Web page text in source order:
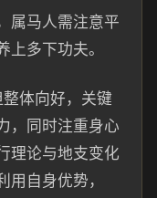
属马人需注意平
多下功夫。
体向好，关键
，同时注重身心
理论与地支变化
自身优势，